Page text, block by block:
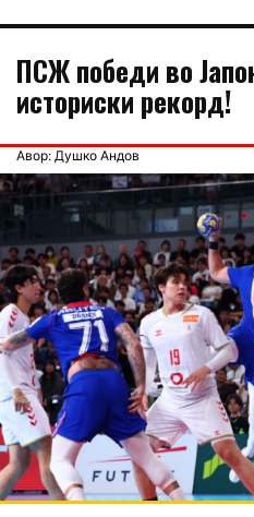
ПСЖ победи во
историски рекорд!
Авор: Душко Андов